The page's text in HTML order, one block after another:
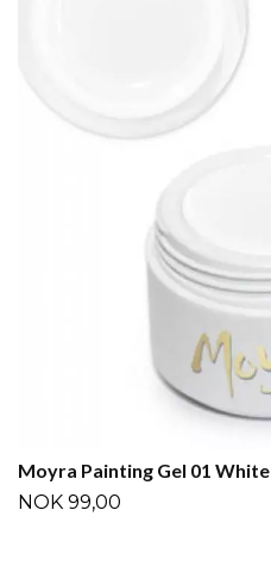
Moyra Painting Gel 01 White
NOK 99,00